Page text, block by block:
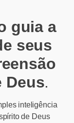
guia a
seus
Deus.
inteligência
de Deus